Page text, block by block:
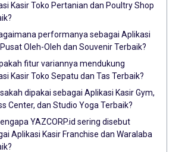
Kasir Toko Pertanian dan Poultry Shop
performanya sebagai Aplikasi
Oleh-Oleh dan Souvenir Terbaik?
fitur variannya mendukung
Kasir Toko Sepatu dan Tas Terbaik?
dipakai sebagai Aplikasi Kasir Gym,
Center, dan Studio Yoga Terbaik?
YAZCORP.id sering disebut
Aplikasi Kasir Franchise dan Waralaba